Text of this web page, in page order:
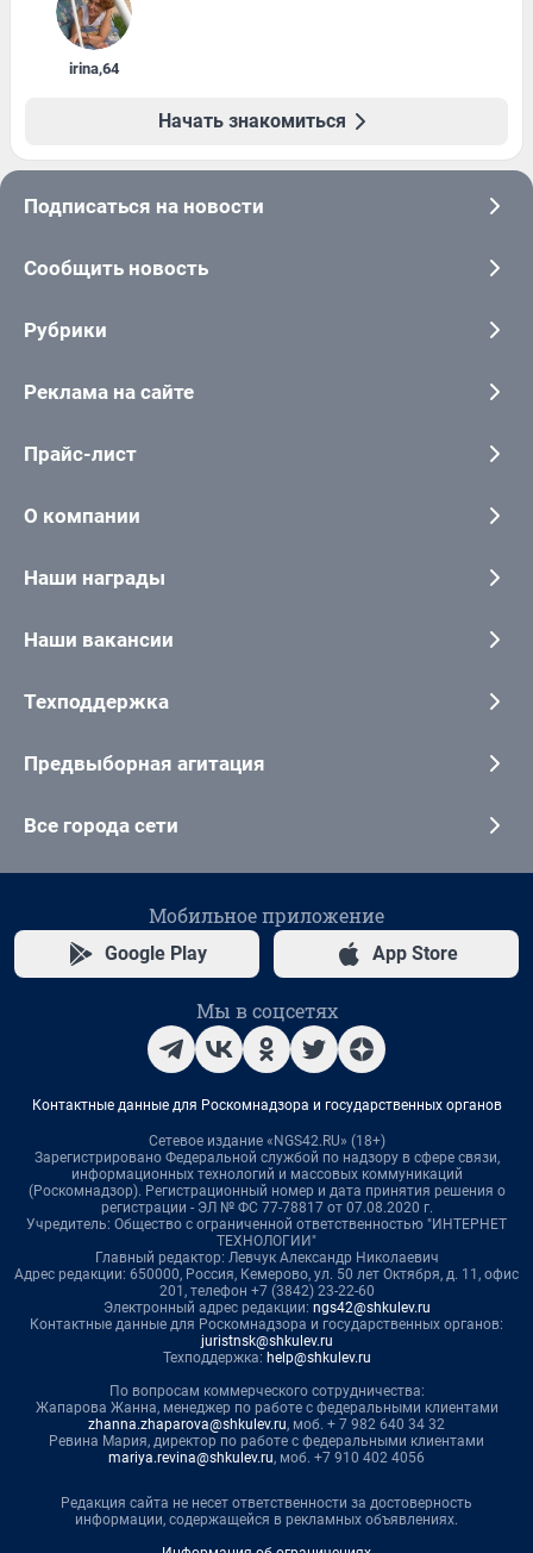
irina,64
Начать знакомиться
Подписаться на новости
Сообщить новость
Рубрики
Реклама на сайте
Прайс-лист
О компании
Наши награды
Наши вакансии
Техподдержка
Предвыборная агитация
Все города сети
Мобильное приложение
Google Play App Store
Мы в соцсетях
Контактные данные для Роскомнадзора и государственных органов
Сетевое издание «NGS42.RU» (18+)
Зарегистрировано Федеральной службой по надзору в сфере связи,
информационных технологий и массовых коммуникаций
(Роскомнадзор). Регистрационный номер и дата принятия решения о
регистрации - ЭЛ № ФС 77-78817 от 07.08.2020 г.
Учредитель: Общество с ограниченной ответственностью "ИНТЕРНЕТ
ТЕХНОЛОГИИ"
Главный редактор: Левчук Александр Николаевич
Адрес редакции: 650000, Россия, Кемерово, ул. 50 лет Октября, д. 11, офис
201, телефон +7 (3842) 23-22-60
Электронный адрес редакции: ngs42@shkulev.ru
Контактные данные для Роскомнадзора и государственных органов:
juristnsk@shkulev.ru
Техподдержка: help@shkulev.ru
По вопросам коммерческого сотрудничества:
Жапарова Жанна, менеджер по работе с федеральными клиентами
zhanna.zhaparova@shkulev.ru, моб. + 7 982 640 34 32
Ревина Мария, директор по работе с федеральными клиентами
mariya.revina@shkulev.ru, моб. +7 910 402 4056
Редакция сайта не несет ответственности за достоверность
информации, содержащейся в рекламных объявлениях.